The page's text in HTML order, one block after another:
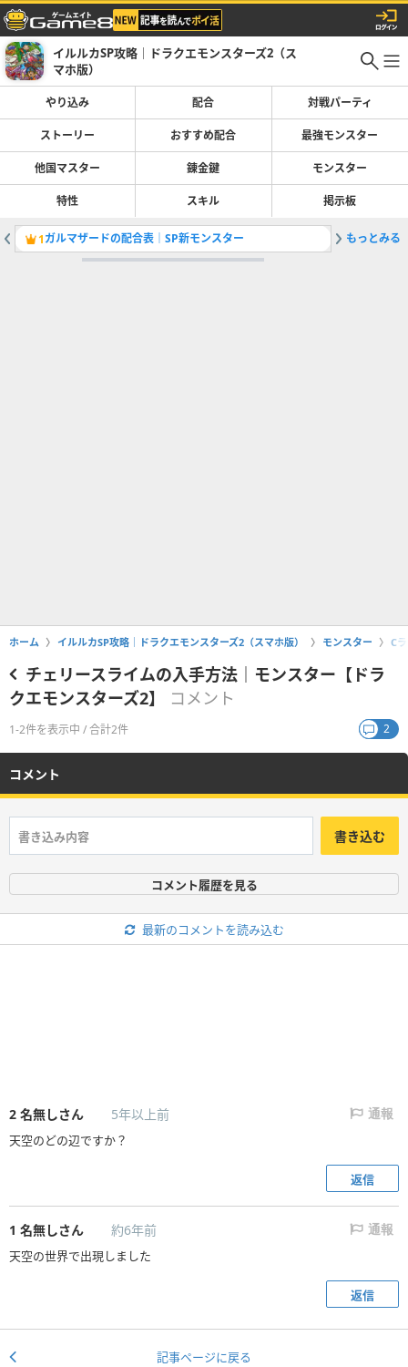
イルルカSP攻略｜ドラクエモンスターズ2（ス
マホ版）
やり込み 配合 対戦パーティ
ストーリー おすすめ配合 最強モンスター
他国マスター 錬金鍵 モンスター
特性 スキル 掲示板
1ガルマザードの配合表｜SP新モンスター 2大魔王
もっとみる
ホーム イルルカSP攻略｜ドラクエモンスターズ2（スマホ版） モンスター C
チェリースライムの入手方法｜モンスター【ドラ
クエモンスターズ2】
コメント
1-2件を表示中 / 合計2件 2
コメント
書き込む
コメント履歴を見る
最新のコメントを読み込む
2 名無しさん 5年以上前 通報
天空のどの辺ですか？
返信
1 名無しさん 約6年前 通報
天空の世界で出現しました
返信
記事ページに戻る